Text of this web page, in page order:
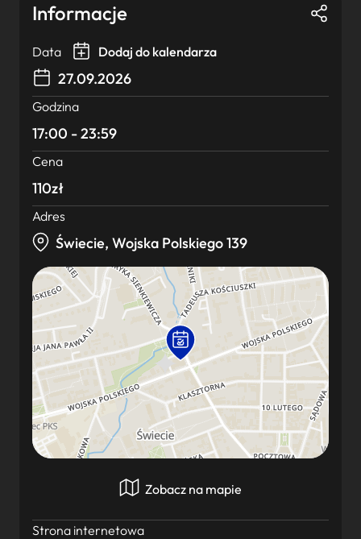
Informacje
Data Dodaj do kalendarza
27.09.2026
Godzina
17:00 - 23:59
Cena
110zł
Adres
Świecie, Wojska Polskiego 139
Zobacz na mapie
Strona internetowa